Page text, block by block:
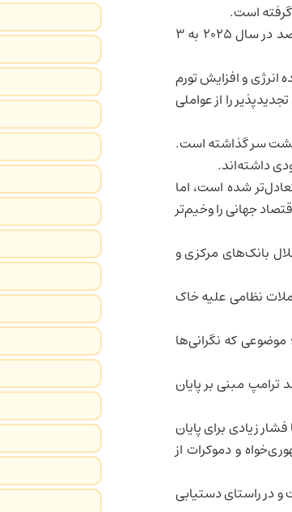
است.
بر اساس به‌روزرسانی ماه ژوئیه گزارش «چشم‌انداز اقتصاد جهان»، رشد اقتصاد جهانی از ۳/۵ درصد در سال ۲۰۲۵ به ۳
انرژی و افزایش تورم
را از عواملی
پشت سر گذاشته است.
داشته‌اند.
شده است، اما
جهانی را وخیم‌تر
بانک‌های مرکزی و
نظامی علیه خاک
که نگرانی‌ها
مبنی بر پایان
زیادی برای پایان
و دموکرات از
در راستای دستیابی